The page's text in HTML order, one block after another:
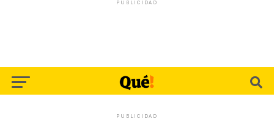
PUBLICIDAD
PUBLICIDAD